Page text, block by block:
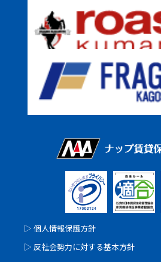
▷ 個人情報保護方針
▷ 反社会勢力に対する基本方針